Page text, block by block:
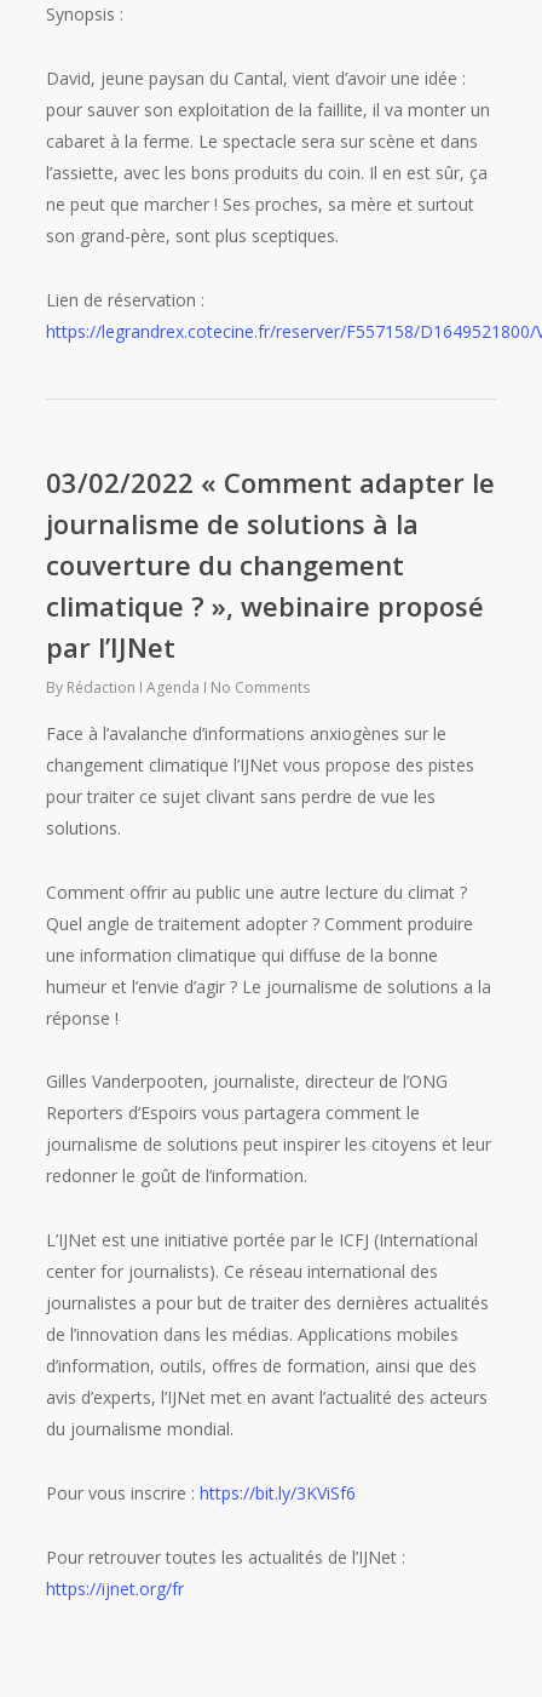
Synopsis :
David, jeune paysan du Cantal, vient d’avoir une idée :
pour sauver son exploitation de la faillite, il va monter un
cabaret à la ferme. Le spectacle sera sur scène et dans
l’assiette, avec les bons produits du coin. Il en est sûr, ça
ne peut que marcher ! Ses proches, sa mère et surtout
son grand-père, sont plus sceptiques.
Lien de réservation :
https://legrandrex.cotecine.fr/reserver/F557158/D1649521800/
03/02/2022 « Comment adapter le
journalisme de solutions à la
couverture du changement
climatique ? », webinaire proposé
par l’IJNet
By Rédaction Agenda No Comments
Face à l’avalanche d’informations anxiogènes sur le
changement climatique l’IJNet vous propose des pistes
pour traiter ce sujet clivant sans perdre de vue les
solutions.
Comment offrir au public une autre lecture du climat ?
Quel angle de traitement adopter ? Comment produire
une information climatique qui diffuse de la bonne
humeur et l’envie d’agir ? Le journalisme de solutions a la
réponse !
Gilles Vanderpooten, journaliste, directeur de l’ONG
Reporters d’Espoirs vous partagera comment le
journalisme de solutions peut inspirer les citoyens et leur
redonner le goût de l’information.
L’IJNet est une initiative portée par le ICFJ (International
center for journalists). Ce réseau international des
journalistes a pour but de traiter des dernières actualités
de l’innovation dans les médias. Applications mobiles
d’information, outils, offres de formation, ainsi que des
avis d’experts, l’IJNet met en avant l’actualité des acteurs
du journalisme mondial.
Pour vous inscrire :https://bit.ly/3KViSf6
Pour retrouver toutes les actualités de l’IJNet :
https://ijnet.org/fr